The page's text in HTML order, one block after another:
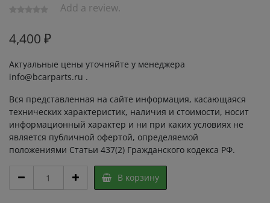
Add a review.
4,400 ₽
Актуальные цены уточняйте у менеджера
info@bcarparts.ru .
Вся представленная на сайте информация, касающаяся
технических характеристик, наличия и стоимости, носит
информационный характер и ни при каких условиях не
является публичной офертой, определяемой
положениями Статьи 437(2) Гражданского кодекса РФ.
Ремкомплект
цилиндра
В корзину